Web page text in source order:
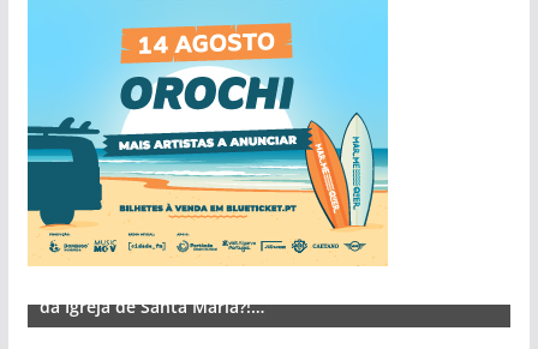
da Igreja de Santa Maria?!…